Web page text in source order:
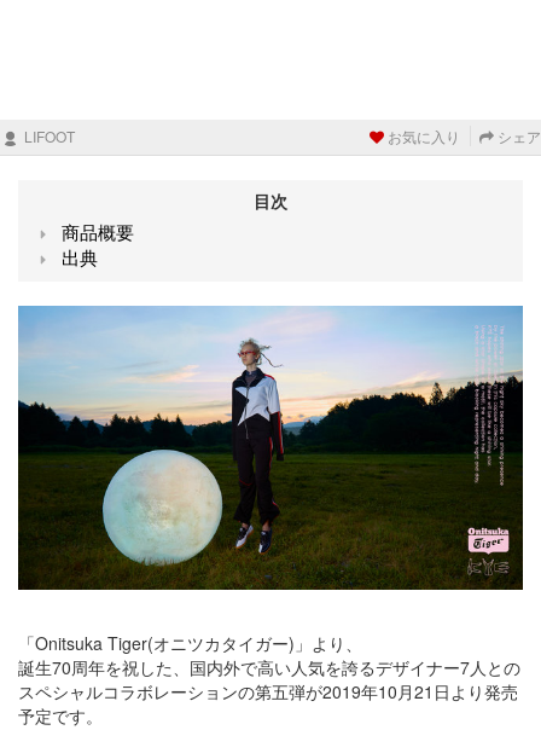
LIFOOT お気に入り シェア
目次
商品概要
出典
「Onitsuka Tiger(オニツカタイガー)」より、
誕生70周年を祝した、国内外で高い人気を誇るデザイナー7人との
スペシャルコラボレーションの第五弾が2019年10月21日より発売
予定です。